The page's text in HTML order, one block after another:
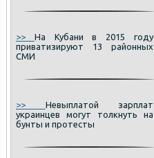
>> На Кубани в 2015 году
приватизируют 13 районных
СМИ
>> Невыплатой зарплат
украинцев могут толкнуть на
бунты и протесты